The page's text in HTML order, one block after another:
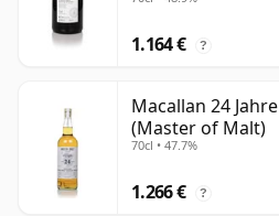
1.164 € ?
Macallan 24
(Master of Malt)
70cl • 47.7%
1.266 € ?